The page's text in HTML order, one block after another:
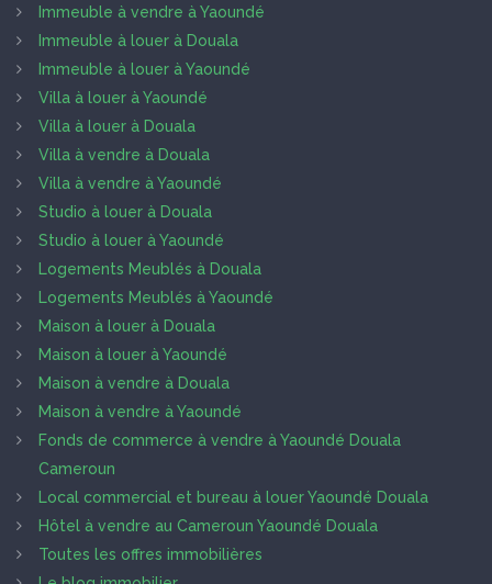
Immeuble à vendre à Yaoundé
Immeuble à louer à Douala
Immeuble à louer à Yaoundé
Villa à louer à Yaoundé
Villa à louer à Douala
Villa à vendre à Douala
Villa à vendre à Yaoundé
Studio à louer à Douala
Studio à louer à Yaoundé
Logements Meublés à Douala
Logements Meublés à Yaoundé
Maison à louer à Douala
Maison à louer à Yaoundé
Maison à vendre à Douala
Maison à vendre à Yaoundé
Fonds de commerce à vendre à Yaoundé Douala
Cameroun
Local commercial et bureau à louer Yaoundé Douala
Hôtel à vendre au Cameroun Yaoundé Douala
Toutes les offres immobilières